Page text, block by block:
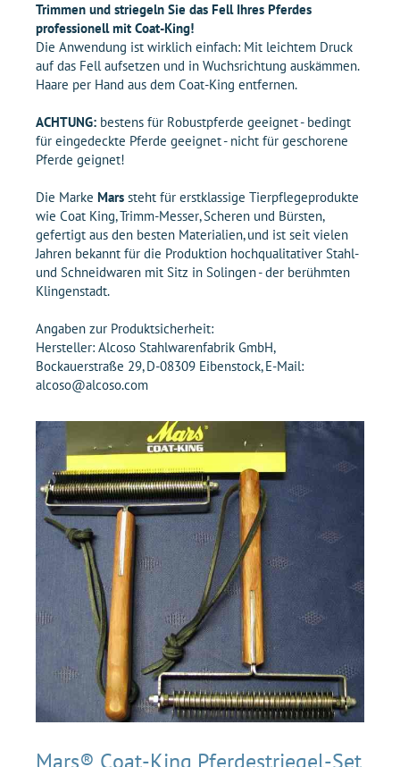
Trimmen und striegeln Sie das Fell Ihres Pferdes
professionell mit Coat-King!
Die Anwendung ist wirklich einfach: Mit leichtem Druck
auf das Fell aufsetzen und in Wuchsrichtung auskämmen.
Haare per Hand aus dem Coat-King entfernen.
ACHTUNG: bestens für Robustpferde geeignet - bedingt
für eingedeckte Pferde geeignet - nicht für geschorene
Pferde geignet!
Die Marke Mars steht für erstklassige Tierpflegeprodukte
wie Coat King, Trimm-Messer, Scheren und Bürsten,
gefertigt aus den besten Materialien, und ist seit vielen
Jahren bekannt für die Produktion hochqualitativer Stahl-
und Schneidwaren mit Sitz in Solingen - der berühmten
Klingenstadt.
Angaben zur Produktsicherheit:
Hersteller: Alcoso Stahlwarenfabrik GmbH,
Bockauerstraße 29, D-08309 Eibenstock, E-Mail:
alcoso@alcoso.com
Mars® Coat-King Pferdestriegel-Set